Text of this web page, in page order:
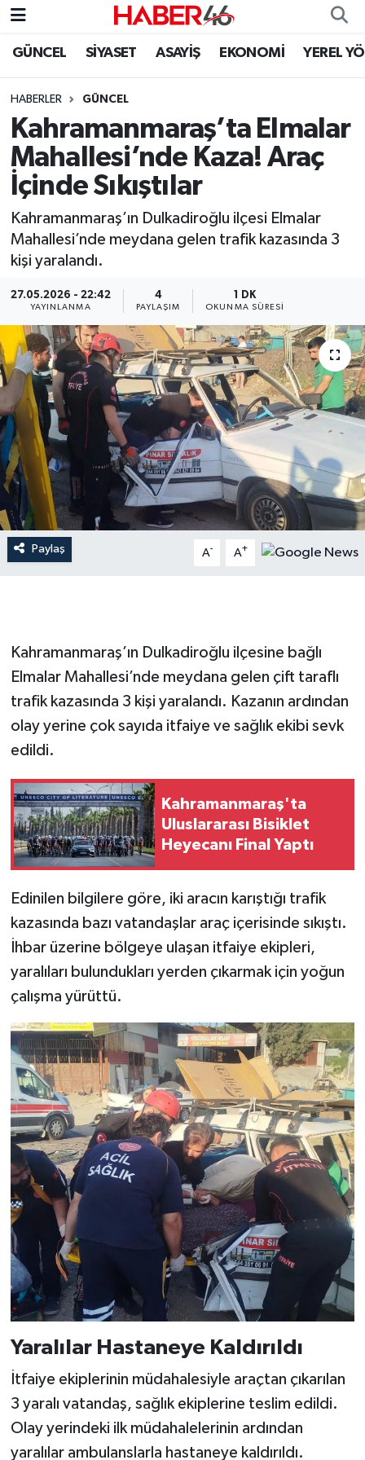
GÜNCEL SİYASET ASAYİŞ EKONOMİ YEREL
HABERLER GÜNCEL
Kahramanmaraş’ta Elmalar
Mahallesi’nde Kaza! Araç
İçinde Sıkıştılar
Kahramanmaraş’ın Dulkadiroğlu ilçesi Elmalar
Mahallesi’nde meydana gelen trafik kazasında 3
kişi yaralandı.
27.05.2026 - 22:42
YAYINLANMA
4
PAYLAŞIM
1 DK
OKUNMA SÜRESI
Paylaş A- A+
Kahramanmaraş’ın Dulkadiroğlu ilçesine bağlı
Elmalar Mahallesi’nde meydana gelen çift taraflı
trafik kazasında 3 kişi yaralandı. Kazanın ardından
olay yerine çok sayıda itfaiye ve sağlık ekibi sevk
edildi.
Kahramanmaraş'ta
Uluslararası Bisiklet
Heyecanı Final Yaptı
Edinilen bilgilere göre, iki aracın karıştığı trafik
kazasında bazı vatandaşlar araç içerisinde sıkıştı.
İhbar üzerine bölgeye ulaşan itfaiye ekipleri,
yaralıları bulundukları yerden çıkarmak için yoğun
çalışma yürüttü.
Yaralılar Hastaneye Kaldırıldı
İtfaiye ekiplerinin müdahalesiyle araçtan çıkarılan
3 yaralı vatandaş, sağlık ekiplerine teslim edildi.
Olay yerindeki ilk müdahalelerinin ardından
yaralılar ambulanslarla hastaneye kaldırıldı.
GÜNCEL
SİYASET
EKONOMİ
SPOR
YAŞAM
TEKNOLOJİ
SAĞLIK
EĞİTİM
İLÇE HABERLERİ
KÜLTÜR-SANAT
KSÜ
DÜNYA
ROPORTAJ
KADIN-AİLE
YEREL YÖNETİM
MEDYA
ÜÇÜNCÜ SAYFA
BİLİMNET
Yemek
SEÇİM 2014
ÇEK GÖNDER
KİTAP
HEDEF2020
OTOMOBİL
MİZAH
TARİH
Genel
Politika
YEREL
BÖLGEDEN
Nöbetçi Eczaneler
Hava Durumu
Kahramanmaraş Namaz Vakitleri
Trafik Durumu
Süper Lig Puan Durumu ve Fikstür
Tüm Manşetler
Son Dakika Haberleri
Haber Arşivi